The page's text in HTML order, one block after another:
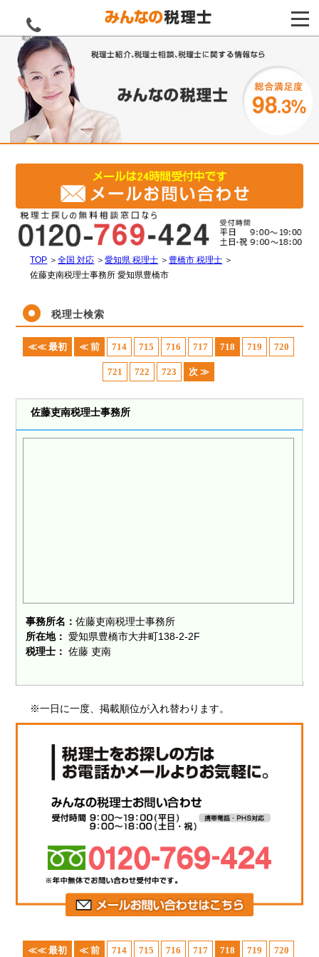
電話をする
TOP ＞全国 対応 ＞愛知県 税理士 ＞ 豊橋市 税理士 ＞
佐藤吏南税理士事務所 愛知県豊橋市
税理士検索
≪≪ 最初 ≪ 前 714 715 716 717 718 719 720
721 722 723 次 ≫
佐藤吏南税理士事務所
事務所名：佐藤吏南税理士事務所
所在地： 愛知県豊橋市大井町138-2-2F
税理士： 佐藤 吏南
※一日に一度、掲載順位が入れ替わります。
≪≪ 最初 ≪ 前 714 715 716 717 718 719 720